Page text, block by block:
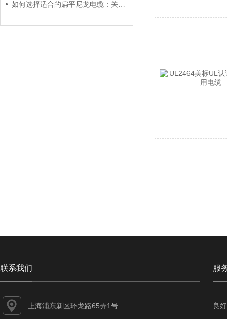
如何选择适合的扁平尼龙电缆：关键因素与建议
联系我们
上海浦东新区环龙路65弄1号
服
良